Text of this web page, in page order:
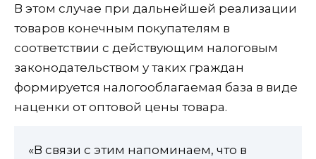
В этом случае при дальнейшей реализации
товаров конечным покупателям в
соответствии с действующим налоговым
законодательством у таких граждан
формируется налогооблагаемая база в виде
наценки от оптовой цены товара.
«В связи с этим напоминаем, что в